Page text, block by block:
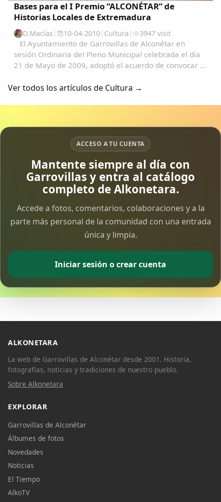
Bases para el I Premio “ALCONÉTAR” de
Historias Locales de Extremadura
D.Macías | 10-04-2010| Cultura | 3947 visit
El Ayuntamiento de Garrovillas de Alconétar en
sesión Ordinaria del Pleno Municipal celebrada el día
21 de Mayo de 2009, adoptó el acuerdo de convocar el
sujeción a las siguientes Bases que...
Ver todos los artículos de Cultura →
ACCESO A TU CUENTA
Mantente siempre al día con
Garrovillas y entra al catálogo
completo de Alkonetara.
Accede a fotos, comentarios, colaboraciones y a la
parte más personal de la comunidad con una entrada
única y limpia.
Iniciar sesión o crear cuenta
ALKONETARA
La web de Garrovillas de Alconétar desde 2001. Historia,
fotografías, noticias y tradiciones de nuestro pueblo.
Sobre Alkonetara
EXPLORAR
Garrovillas de Alconétar
Álbumes de fotos
Novedades
Noticias
El Tiempo
AlkoTV